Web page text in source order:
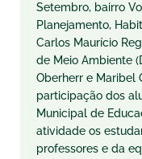
Setembro, bairro
Planejamento,
Carlos Maurício
de Meio Ambiente
Oberherr e Maribel
participação dos
Municipal de
atividade os
professores e da